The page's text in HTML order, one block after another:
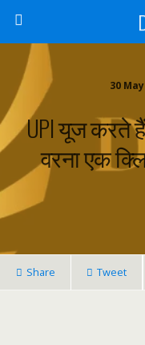
30
UPI यूज करते
वरना एक
Share Tweet